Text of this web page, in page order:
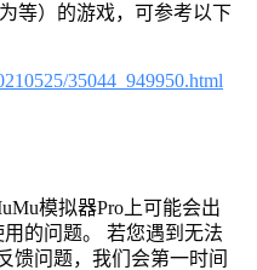
等）的游戏，可参考以下
35044_949950.html
模拟器Pro上可能会出
的问题。 若您遇到无法
馈问题，我们会第一时间